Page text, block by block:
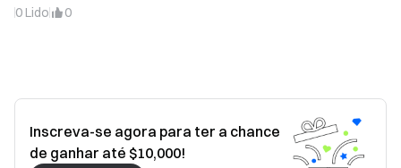
0 Lido 0
Inscreva-se agora para ter a chance
de ganhar até $10,000!